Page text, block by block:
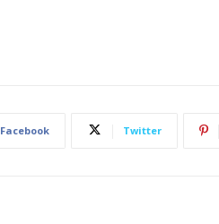
Facebook Twitter